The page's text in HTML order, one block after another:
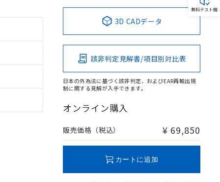
3D CADデータ
該非判定見解書/項目別対比表
日本の外為法に基づく該非判定、およびEAR再輸出規
制に関する見解が入手できます。
オンライン購入
販売価格（税込） ¥ 69,850
カートに追加
無料テスト機